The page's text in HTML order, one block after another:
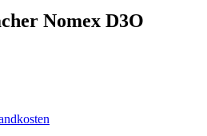
Nomex D3O